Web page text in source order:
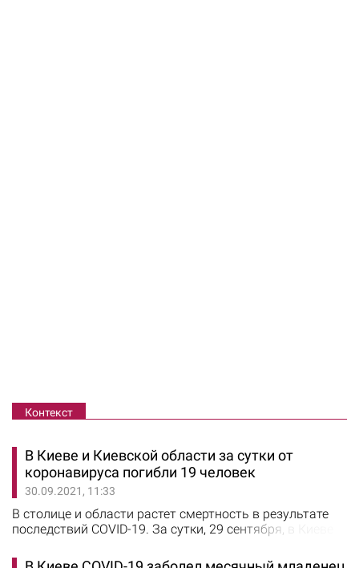
Контекст
В Киеве и Киевской области за сутки от
коронавируса погибли 19 человек
30.09.2021, 11:33
В столице и области растет смертность в результате
последствий COVID-19. За сутки, 29 сентября, в Киеве
этом сообщили в Министерстве здравоохранения. В